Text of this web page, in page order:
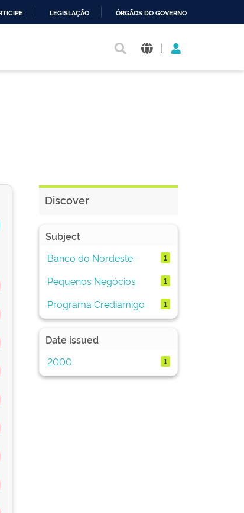
LEGISLAÇÃO ÓRGÃOS DO GOVERNO
|
Discover
Subject
Banco do Nordeste
1
Pequenos Negócios 1
Programa Crediamigo 1
Date issued
2000
1